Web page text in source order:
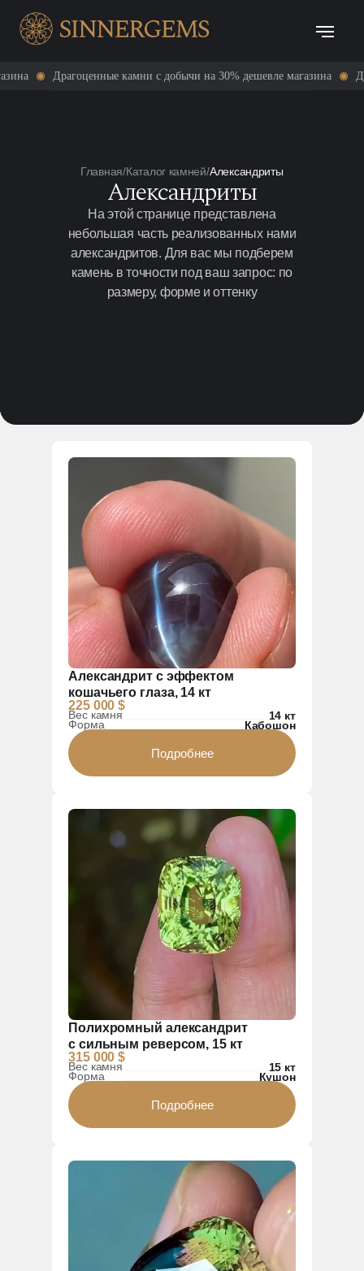
камни с добычи на 30% дешевле магазина
Главная/Каталог камней/Александриты
Александриты
На этой странице представлена
небольшая часть реализованных нами
александритов. Для вас мы подберем
камень в точности под ваш запрос: по
размеру, форме и оттенку
Александрит с эффектом
кошачьего глаза, 14 кт
225 000 $
Вес камня 14 кт
Форма Кабошон
Подробнее
Полихромный александрит
с сильным реверсом, 15 кт
315 000 $
Вес камня 15 кт
Форма Кушон
Подробнее